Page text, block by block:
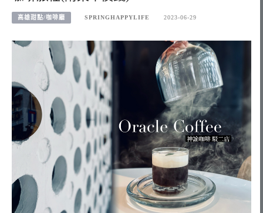
高雄甜點/咖啡廳 SPRINGHAPPYLIFE 2023-06-29